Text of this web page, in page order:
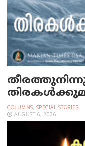
COLUMNS, SPECIAL STORIES
AUGUST 6, 2026